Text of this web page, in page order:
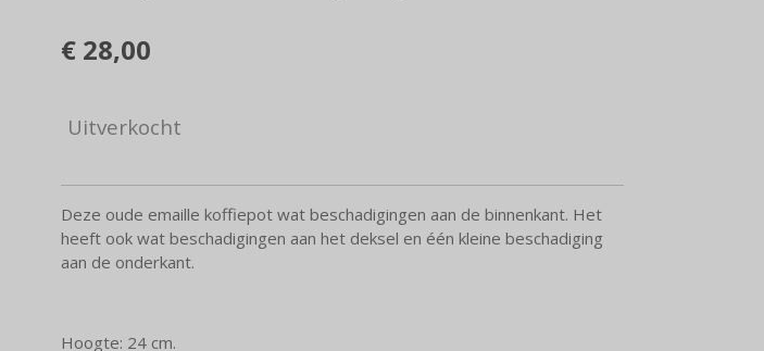
€ 28,00
Uitverkocht
Deze oude emaille koffiepot wat beschadigingen aan de binnenkant. Het
heeft ook wat beschadigingen aan het deksel en één kleine beschadiging
aan de onderkant.
Hoogte: 24 cm.